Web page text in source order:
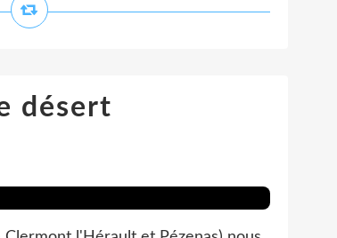
désert